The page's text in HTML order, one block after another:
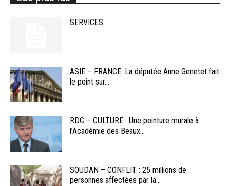
SERVICES
ASIE – FRANCE: La députée Anne Genetet fait
le point sur...
RDC – CULTURE : Une peinture murale à
l’Académie des Beaux...
SOUDAN – CONFLIT : 25 millions de
personnes affectées par la...